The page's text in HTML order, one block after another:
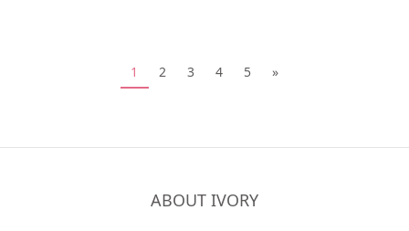
1 2 3 4 5 »
ABOUT IVORY